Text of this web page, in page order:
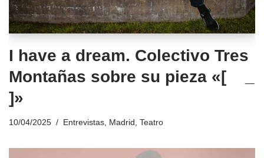
I have a dream. Colectivo Tres
Montañas sobre su pieza «[ _
]»
10/04/2025 Entrevistas, Madrid, Teatro